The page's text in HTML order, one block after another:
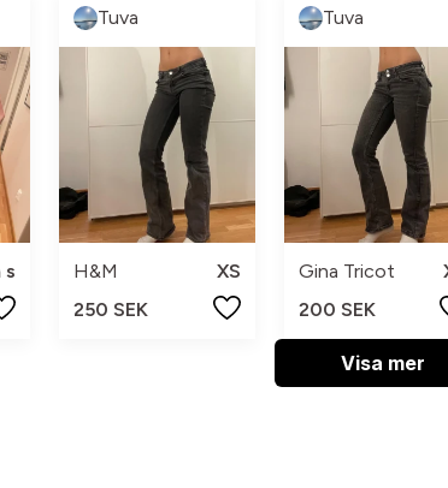
s
Tuva
H&M
XS
250 SEK
Tuva
Gina Tricot
200 SEK
Visa mer